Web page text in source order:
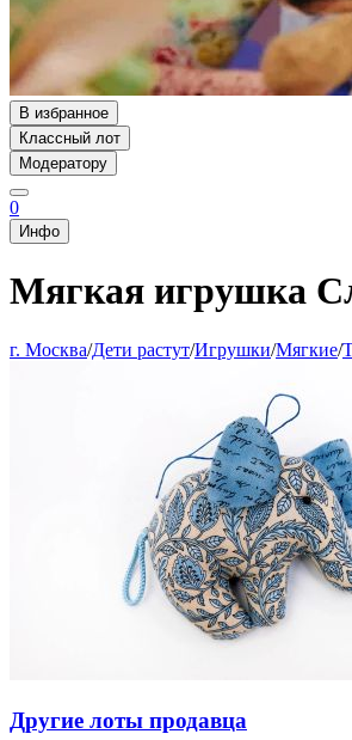
В избранное
Классный лот
Модератору
0
Инфо
Мягкая игрушка
г. Москва/Дети растут/Игрушки/Мягкие/
Другие лоты продавца